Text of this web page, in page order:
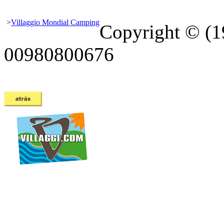
>Villaggio Mondial CampingCopyright ©
00980800676